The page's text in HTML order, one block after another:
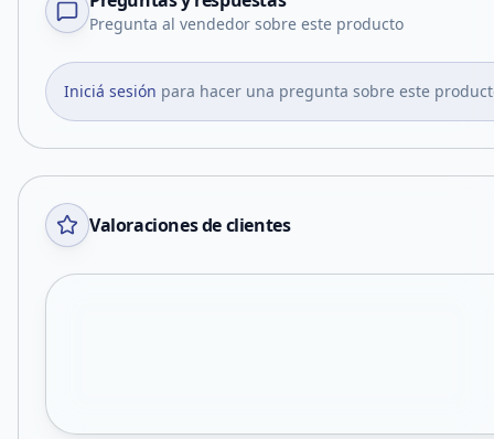
Pregunta al vendedor sobre este producto
Iniciá sesión para hacer una pregunta sobre este
Valoraciones de clientes